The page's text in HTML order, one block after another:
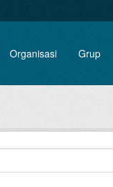
Organisasi Grup